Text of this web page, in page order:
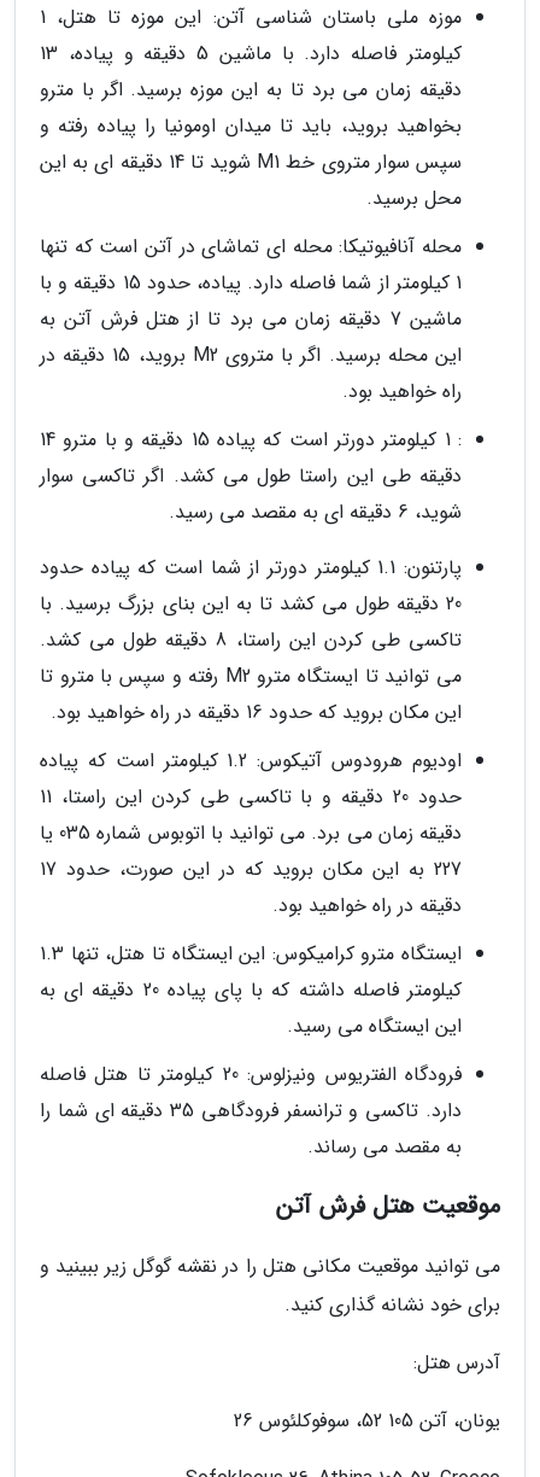
موزه ملی باستان شناسی آتن: این موزه تا هتل، 1
کیلومتر فاصله دارد. با ماشین 5 دقیقه و پیاده، 13
دقیقه زمان می برد تا به این موزه برسید. اگر با مترو
بخواهید بروید، باید تا میدان اومونیا را پیاده رفته و
سپس سوار متروی خط M1 شوید تا 14 دقیقه ای به این
محل برسید.
محله آنافیوتیکا: محله ای تماشای در آتن است که تنها
1 کیلومتر از شما فاصله دارد. پیاده، حدود 15 دقیقه و با
ماشین 7 دقیقه زمان می برد تا از هتل فرش آتن به
این محله برسید. اگر با متروی M2 بروید، 15 دقیقه در
راه خواهید بود.
: 1 کیلومتر دورتر است که پیاده 15 دقیقه و با مترو 14
دقیقه طی این راستا طول می کشد. اگر تاکسی سوار
شوید، 6 دقیقه ای به مقصد می رسید.
پارتنون: 1.1 کیلومتر دورتر از شما است که پیاده حدود
20 دقیقه طول می کشد تا به این بنای بزرگ برسید. با
تاکسی طی کردن این راستا، 8 دقیقه طول می کشد.
می توانید تا ایستگاه مترو M2 رفته و سپس با مترو تا
این مکان بروید که حدود 16 دقیقه در راه خواهید بود.
اودیوم هرودوس آتیکوس: 1.2 کیلومتر است که پیاده
حدود 20 دقیقه و با تاکسی طی کردن این راستا، 11
دقیقه زمان می برد. می توانید با اتوبوس شماره 035 یا
227 به این مکان بروید که در این صورت، حدود 17
دقیقه در راه خواهید بود.
ایستگاه مترو کرامیکوس: این ایستگاه تا هتل، تنها 1.3
کیلومتر فاصله داشته که با پای پیاده 20 دقیقه ای به
این ایستگاه می رسید.
فرودگاه الفتریوس ونیزلوس: 20 کیلومتر تا هتل فاصله
دارد. تاکسی و ترانسفر فرودگاهی 35 دقیقه ای شما را
به مقصد می رساند.
موقعیت هتل فرش آتن
می توانید موقعیت مکانی هتل را در نقشه گوگل زیر ببینید و
برای خود نشانه گذاری کنید.
آدرس هتل:
یونان، آتن 105 52، سوفوکلئوس 26